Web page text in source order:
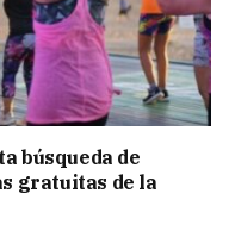
búsqueda de
gratuitas de la